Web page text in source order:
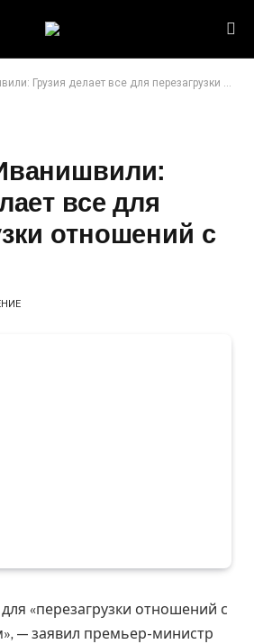
делает все для перезагрузки отношений с Россией
все для
отношений с
для «перезагрузки отношений с
— заявил премьер-министр